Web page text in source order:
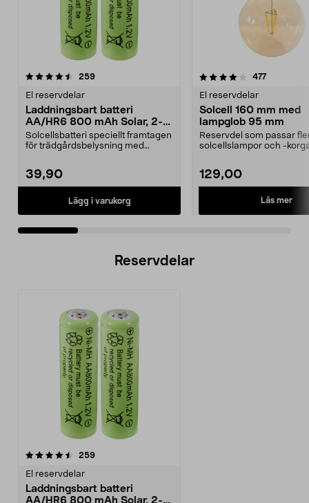
259recensioner
El reservdelar
Laddningsbart batteri
AA/HR6 800 mAh Solar, 2-
pack
Solcellsbatteri speciellt framtagen
för trädgårdsbelysning med
39,90
Lägg i varukorg
4.0 av 5 stjärnor 477
El reservdelar
Solcell 160 mm med
lampglob 95 mm
Reservdel som passar
solcellslampor och -
129,00
Läs mer
4.5 av 5 stjärnor
Reservdelar
259recensioner
El reservdelar
Laddningsbart batteri
AA/HR6 800 mAh Solar, 2-